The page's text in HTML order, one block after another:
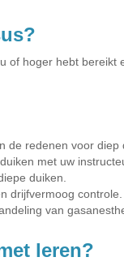
of hoger hebt
de redenen voor
met uw
duiken.
drijfvermoog controle.
van
leren?